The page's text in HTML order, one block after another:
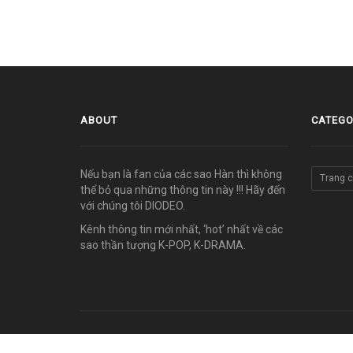
ABOUT
Nếu bạn là fan của các sao Hàn thì không
thể bỏ qua những thông tin này !!! Hãy đến
với chúng tôi DIODEO.
Kênh thông tin mới nhất, ‘hot’ nhất về các
sao thần tượng K-POP, K-DRAMA.
Trang